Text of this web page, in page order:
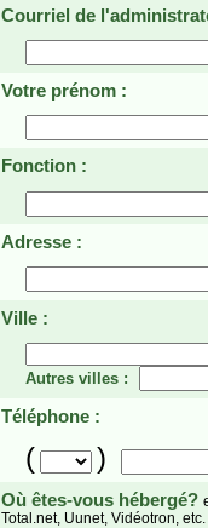
Courriel de
Votre prénom :
Fonction :
Adresse :
Ville :
Autres villes :
Téléphone :
( )
Où êtes-vous hébergé?
Total.net, Uunet, Vidéotron, etc.